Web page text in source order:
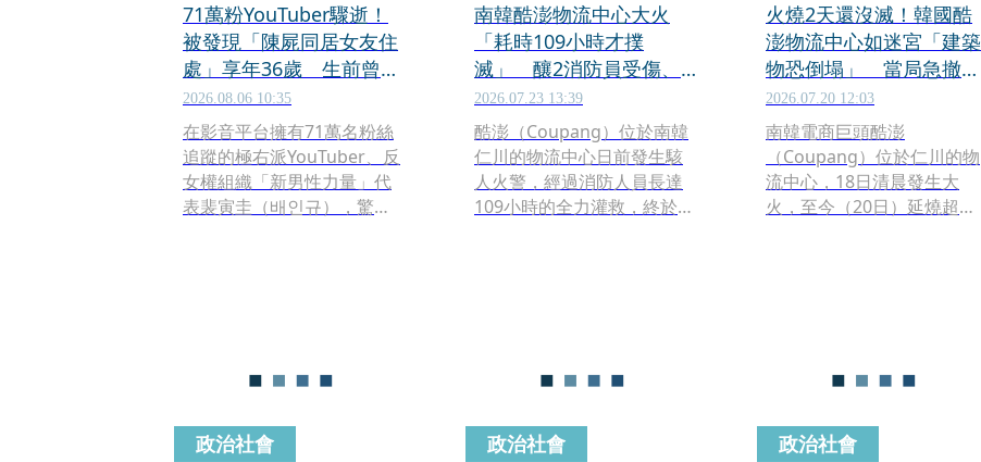
71萬粉YouTuber驟逝！
被發現「陳屍同居女友住
處」享年36歲 生前曾爆
染毒、家暴前妻
2026.08.06 10:35
在影音平台擁有71萬名粉絲
追蹤的極右派YouTuber、反
女權組織「新男性力量」代
表裴寅圭（배인규），驚傳
設立靈堂。
南韓酷澎物流中心大火
「耗時109小時才撲
滅」 釀2消防員受傷、
上百居民急撤離
2026.07.23 13:39
酷澎（Coupang）位於南韓
仁川的物流中心日前發生駭
人火警，經過消防人員長達
109小時的全力灌救，終於在
火燒2天還沒滅！韓國酷
澎物流中心如迷宮「建築
物恐倒塌」 當局急撤居
民停課
2026.07.20 12:03
南韓電商巨頭酷澎
（Coupang）位於仁川的物
流中心，18日清晨發生大
火，至今（20日）延燒超過
政治社會
政治社會
政治社會